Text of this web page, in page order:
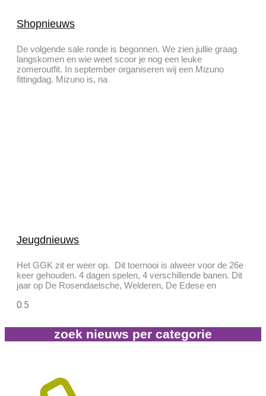
Shopnieuws
De volgende sale ronde is begonnen. We zien jullie graag
langskomen en wie weet scoor je nog een leuke
zomeroutfit. In september organiseren wij een Mizuno
fittingdag. Mizuno is, na
Jeugdnieuws
Het GGK zit er weer op. Dit toernooi is alweer voor de 26e
keer gehouden. 4 dagen spelen, 4 verschillende banen. Dit
jaar op De Rosendaelsche, Welderen, De Edese en
zoek nieuws per categorie